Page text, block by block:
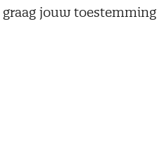
jouw toestemming